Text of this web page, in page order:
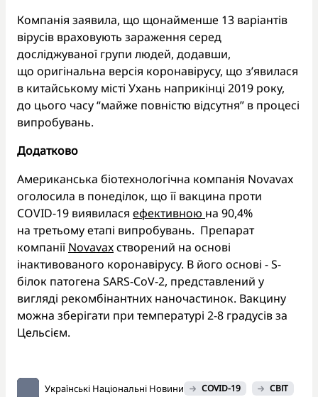
Компанія заявила, що щонайменше 13 варіантів
вірусів враховують зараження серед
досліджуваної групи людей, додавши,
що оригінальна версія коронавірусу, що з’явилася
в китайському місті Ухань наприкінці 2019 року,
до цього часу “майже повністю відсутня” в процесі
випробувань.
Додатково
Американська біотехнологічна компанія Novavax
оголосила в понеділок, що її вакцина проти
COVID-19 виявилася ефективною на 90,4%
на третьому етапі випробувань. Препарат
компанії Novavaxстворений на основі
інактивованого коронавірусу. В його основі - S-
білок патогена SARS-CoV-2, представлений у
вигляді рекомбінантних наночастинок. Вакцину
можна зберігати при температурі 2-8 градусів за
Цельсієм.
Українські Національні Новини COVID-19 СВІТ